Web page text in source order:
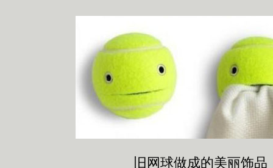
旧网球做成的美丽饰品